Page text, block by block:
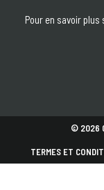
Pour en savoir
© 2026
TERMES ET